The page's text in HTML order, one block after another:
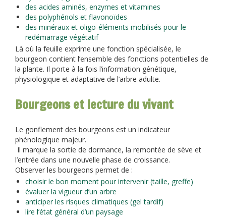
des acides aminés, enzymes et vitamines
des polyphénols et flavonoïdes
des minéraux et oligo-éléments mobilisés pour le
redémarrage végétatif
Là où la feuille exprime une fonction spécialisée, le
bourgeon contient l’ensemble des fonctions potentielles de
la plante. Il porte à la fois l’information génétique,
physiologique et adaptative de l’arbre adulte.
Bourgeons et lecture du vivant
Le gonflement des bourgeons est un indicateur
phénologique majeur.
Il marque la sortie de dormance, la remontée de sève et
l’entrée dans une nouvelle phase de croissance.
Observer les bourgeons permet de :
choisir le bon moment pour intervenir (taille, greffe)
évaluer la vigueur d’un arbre
anticiper les risques climatiques (gel tardif)
lire l’état général d’un paysage